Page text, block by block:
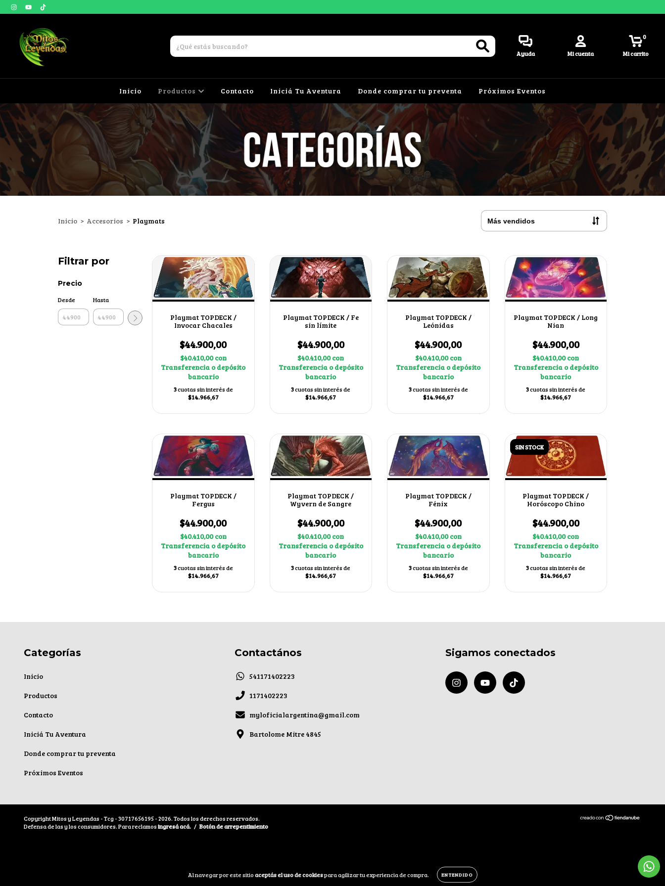
Ayuda Mi cuenta Mi carrito
0
Inicio Productos Contacto Iniciá Tu Aventura Donde comprar tu preventa Próximos Eventos
Al navegar por este sitioaceptás el uso de cookiespara agilizar tu experiencia de compra. ENTENDIDO
Inicio > Accesorios > Playmats
Filtrar por
Precio
Desde Hasta
Playmat TOPDECK /
Invocar Chacales
$44.900,00
$40.410,00con
Transferencia o depósito
bancario
3cuotas sin interés de
$14.966,67
Playmat TOPDECK / Fe
sin límite
$44.900,00
$40.410,00con
Transferencia o depósito
bancario
3cuotas sin interés de
$14.966,67
Playmat TOPDECK /
Leónidas
$44.900,00
$40.410,00con
Transferencia o depósito
bancario
3cuotas sin interés de
$14.966,67
Playmat TOPDECK / Long
Nian
$44.900,00
$40.410,00con
Transferencia o depósito
bancario
3cuotas sin interés de
$14.966,67
Playmat TOPDECK /
Fergus
$44.900,00
$40.410,00con
Transferencia o depósito
bancario
3cuotas sin interés de
$14.966,67
Playmat TOPDECK /
Wyvern de Sangre
$44.900,00
$40.410,00con
Transferencia o depósito
bancario
3cuotas sin interés de
$14.966,67
Playmat TOPDECK /
Fénix
$44.900,00
$40.410,00con
Transferencia o depósito
bancario
3cuotas sin interés de
$14.966,67
SIN STOCK
Playmat TOPDECK /
Horóscopo Chino
$44.900,00
$40.410,00con
Transferencia o depósito
bancario
3cuotas sin interés de
$14.966,67
Categorías
Inicio
Productos
Contacto
Iniciá Tu Aventura
Donde comprar tu preventa
Próximos Eventos
Contactános
541171402223
1171402223
myloficialargentina@gmail.com
Bartolome Mitre 4845
Sigamos conectados
Copyright Mitos y Leyendas - Tcg - 30717656195 - 2026. Todos los derechos reservados.
Defensa de las y los consumidores. Para reclamosingresá acá. / Botón de arrepentimiento